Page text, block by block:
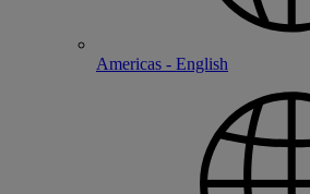
Americas - English